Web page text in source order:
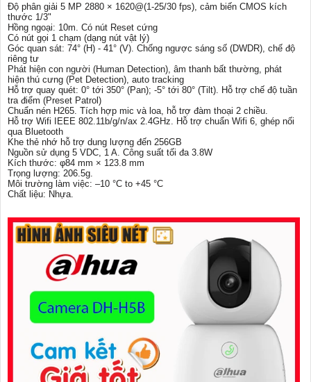
Độ phân giải 5 MP 2880 × 1620@(1-25/30 fps), cảm biến CMOS kích
thước 1/3"
Hồng ngoại: 10m. Có nút Reset cứng
Có nút gọi 1 chạm (dạng nút vật lý)
Góc quan sát: 74° (H) - 41° (V). Chống ngược sáng số (DWDR), chế độ
riêng tư
Phát hiện con người (Human Detection), âm thanh bất thường, phát
hiện thú cưng (Pet Detection), auto tracking
Hỗ trợ quay quét: 0° tới 350° (Pan); -5° tới 80° (Tilt). Hỗ trợ chế độ tuần
tra điểm (Preset Patrol)
Chuẩn nén H265. Tích hợp mic và loa, hỗ trợ đàm thoại 2 chiều.
Hỗ trợ Wifi IEEE 802.11b/g/n/ax 2.4GHz. Hỗ trợ chuẩn Wifi 6, ghép nối
qua Bluetooth
Khe thẻ nhớ hỗ trợ dung lượng đến 256GB
Nguồn sử dụng 5 VDC, 1 A. Công suất tối đa 3.8W
Kích thước: φ84 mm × 123.8 mm
Trọng lượng: 206.5g.
Môi trường làm việc: –10 °C to +45 °C
Chất liệu: Nhựa.